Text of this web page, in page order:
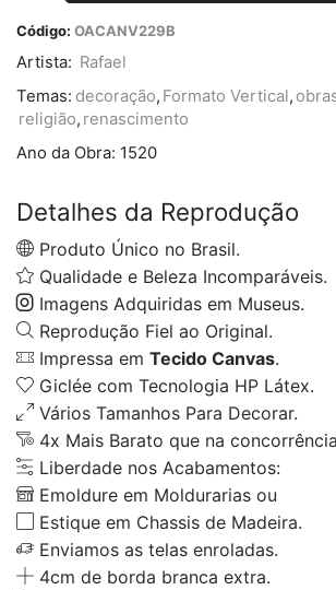
Código: OACANV229B
Artista: Rafael
Temas: decoração, Formato Vertical,
religião, renascimento
Ano da Obra: 1520
Detalhes da Reprodução
Produto Único no Brasil.
Qualidade e Beleza Incomparáveis.
Imagens Adquiridas em Museus.
Reprodução Fiel ao Original.
Impressa em Tecido Canvas.
Giclée com Tecnologia HP Látex.
Vários Tamanhos Para Decorar.
4x Mais Barato que na
Liberdade nos Acabamentos:
Emoldure em Moldurarias ou
Estique em Chassis de Madeira.
Enviamos as telas enroladas.
4cm de borda branca extra.